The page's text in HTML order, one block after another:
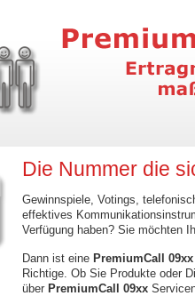
Die Nummer die
Gewinnspiele, Votings,
effektives
Verfügung haben? Sie möchten
Dann ist eine PremiumCall 09xx
Richtige. Ob Sie Produkte oder
über PremiumCall 09xx